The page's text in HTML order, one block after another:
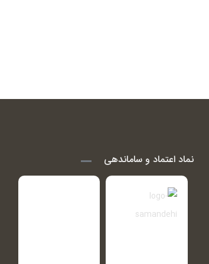
نماد اعتماد و ساماندهی